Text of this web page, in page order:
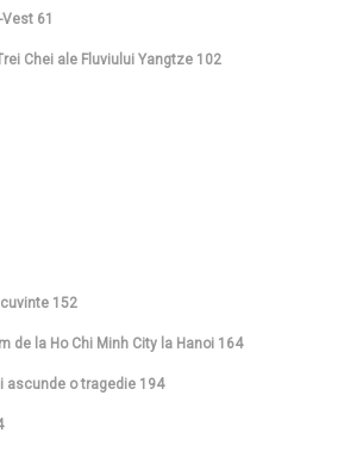
61
Chei ale Fluviului Yangtze 102
152
de la Ho Chi Minh City la Hanoi 164
ascunde o tragedie 194